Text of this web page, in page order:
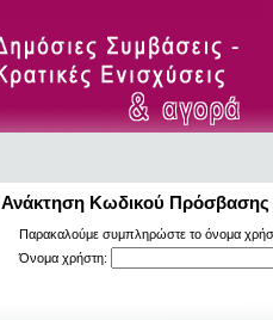
Ανάκτηση Κωδικού Πρόσβασης
Παρακαλούμε συμπληρώστε το όνομα
Όνομα χρήστη: